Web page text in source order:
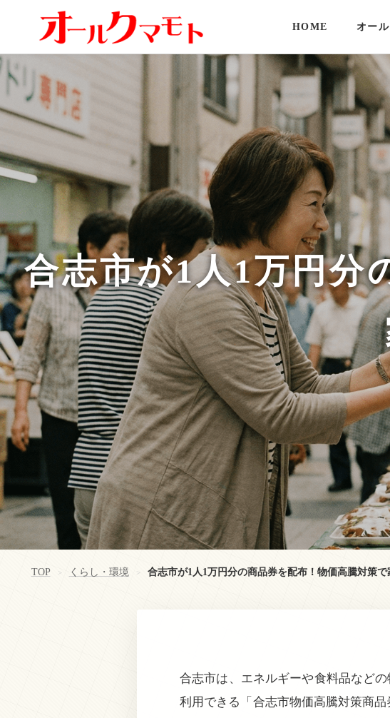
HOME オー
合志市が1人1万円分
TOP > くらし・環境 > 合志市が1人1万円分の商品券を配布！物価高騰対策で
合志市は、エネルギーや食料品など
利用できる「合志市物価高騰対策商